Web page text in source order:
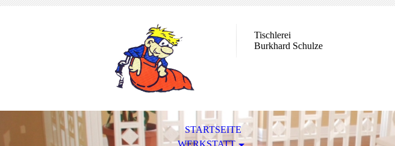
Tischlerei
Burkhard Schulze
STARTSEITE
WERKSTATT